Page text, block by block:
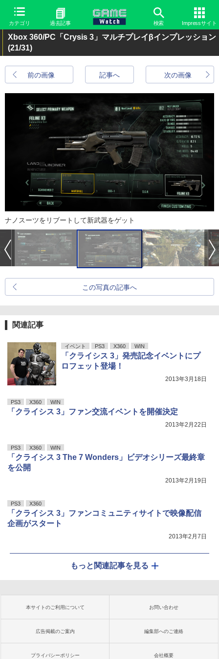
カテゴリ 過去記事 検索 Impressサイト
Xbox 360/PC「Crysis 3」マルチプレイβインプレッション
(21/31)
前の画像 次の画像
記事へ
ナノスーツをリブートして新武器をゲット
この写真の記事へ
関連記事
イベント PS3 X360 WIN
「クライシス 3」発売記念イベントにプ
ロフェット登場！
2013年3月18日
PS3 X360 WIN
「クライシス 3」ファン交流イベントを開催決定
2013年2月22日
PS3 X360 WIN
「クライシス 3 The 7 Wonders」ビデオシリーズ最終章
を公開
2013年2月19日
PS3 X360
「クライシス 3」ファンコミュニティサイトで映像配信
企画がスタート
2013年2月7日
もっと関連記事を見る
本サイトのご利用について お問い合わせ
広告掲載のご案内 編集部へのご連絡
プライバシーポリシー 会社概要